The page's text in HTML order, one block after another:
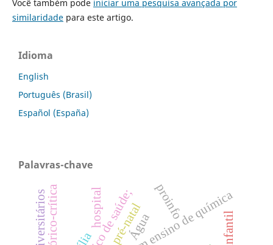
Você também pode iniciar uma pesquisa avançada por
similaridadepara este artigo.
Idioma
English
Português (Brasil)
Español (España)
Palavras-chave
Água
proinfo
hospitalpré-natal